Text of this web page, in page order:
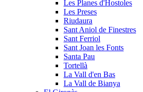
Les Planes d'Hostoles
Les Preses
Riudaura
Sant Aniol de Finestres
Sant Ferriol
Sant Joan les Fonts
Santa Pau
Tortellà
La Vall d'en Bas
La Vall de Bianya